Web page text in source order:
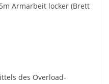
Armarbeit locker (Brett
des Overload-